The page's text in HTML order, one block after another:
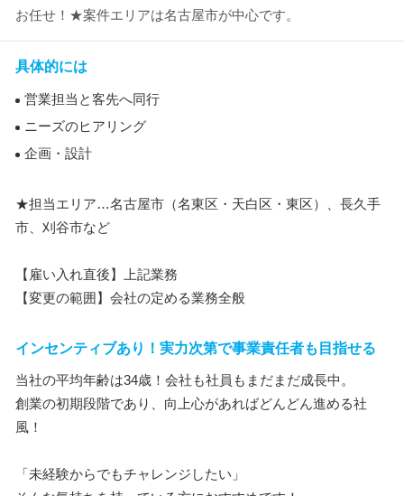
お任せ！★案件エリアは名古屋市が中心です。
具体的には
営業担当と客先へ同行
ニーズのヒアリング
企画・設計
★担当エリア…名古屋市（名東区・天白区・東区）、長久手
市、刈谷市など
【雇い入れ直後】上記業務
【変更の範囲】会社の定める業務全般
インセンティブあり！実力次第で事業責任者も目指せる
当社の平均年齢は34歳！会社も社員もまだまだ成長中。
創業の初期段階であり、向上心があればどんどん進める社
風！
「未経験からでもチャレンジしたい」